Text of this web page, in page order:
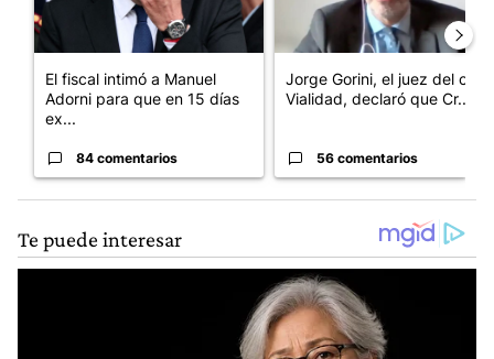
El fiscal intimó a Manuel
Adorni para que en 15 días
ex...
84 comentarios
Jorge Gorini, el juez del caso
Vialidad, declaró que Cr...
56 comentarios